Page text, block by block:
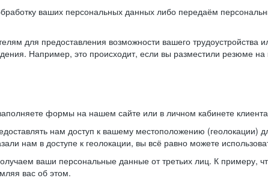
ваших персональных данных либо передаём
для предоставления возможности вашего трудоустройства
Например, это происходит, если вы разместили резюме
формы на нашем сайте или в личном кабинете
нам доступ к вашему местоположению (геолокации)
нам в доступе к геолокации, вы всё равно можете
ваши персональные данные от третьих лиц. К примеру,
вас об этом.